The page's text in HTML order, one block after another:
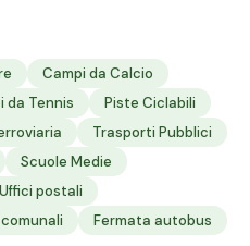
Campi da Calcio
da Tennis
Piste Ciclabili
Trasporti Pubblici
Scuole Medie
Uffici postali
Fermata autobus